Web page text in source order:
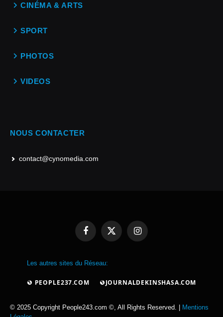
CINÉMA & ARTS
SPORT
PHOTOS
VIDEOS
NOUS CONTACTER
contact@cynomedia.com
FacebookX
Instagram
Les autres sites du Réseau:
PEOPLE237.COM JOURNALDEKINSHASA.COM
© 2025 Copyright People243.com ©, All Rights Reserved. |
Mentions